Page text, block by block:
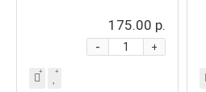
175.00 р.
+
-